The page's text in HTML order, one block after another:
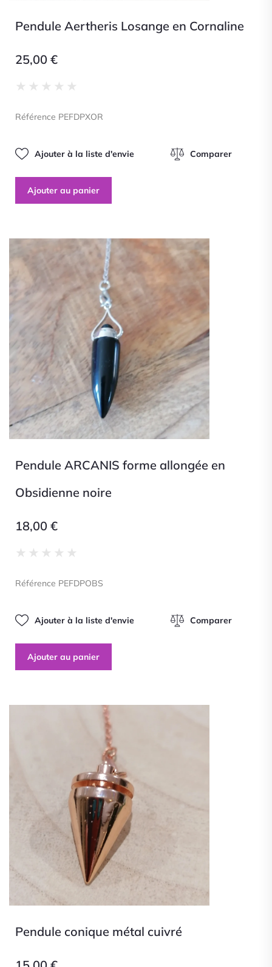
Pendule Aertheris Losange en Cornaline
25,00 €
★ ★ ★ ★ ★
5
Référence PEFDPXOR
Ajouter à la liste d'envie Comparer
Ajouter au panier
Pendule ARCANIS forme allongée en
Obsidienne noire
18,00 €
★ ★ ★ ★ ★
5
Référence PEFDPOBS
Ajouter à la liste d'envie Comparer
Ajouter au panier
Pendule conique métal cuivré